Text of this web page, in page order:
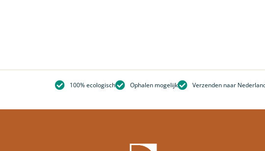
100% ecologisch Ophalen mogelijk Verzenden naar